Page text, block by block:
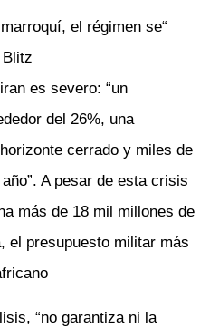
el régimen se
es severo: “un
del 26%, una
cerrado y miles de
A pesar de esta crisis
más de 18 mil millones de
el presupuesto militar más
“no garantiza ni la